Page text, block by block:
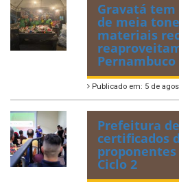
Gravatá
de meia
materiais
Pernambuco
Publicado em: 5 de
Prefeitura
certificados
Ciclo 2